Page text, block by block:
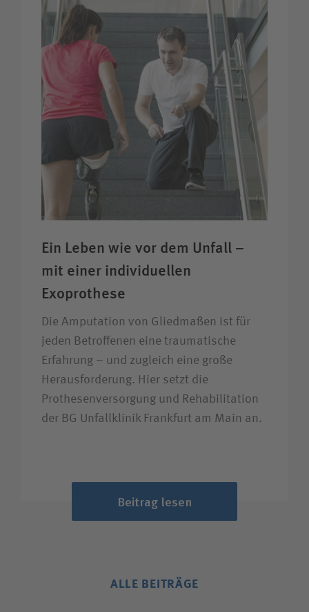
Ein Leben wie vor dem Unfall –
mit einer individuellen
Exoprothese
Die Amputation von Gliedmaßen ist für
jeden Betroffenen eine traumatische
Erfahrung – und zugleich eine große
Heraus­forderung. Hier setzt die
Prothesen­versorgung und Rehabilitation
der BG Unfallklinik Frankfurt am Main an.
Beitrag lesen
ALLE BEITRÄGE